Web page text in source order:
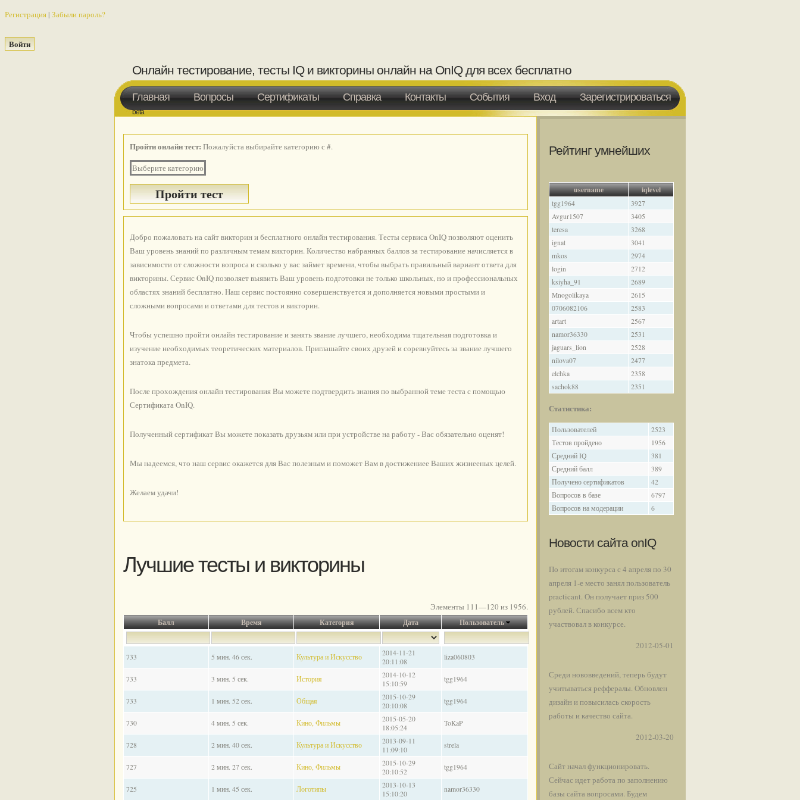
Регистрация | Забыли пароль?
Онлайн тестирование, тесты IQ и викторины онлайн на OnIQ для всех бесплатно
beta
Главная Вопросы Сертификаты Справка Контакты События Вход Зарегистрироваться
Пройти онлайн тест: Пожалуйста выбирайте категорию с #.
Выберите категорию
Добро пожаловать на сайт викторин и бесплатного онлайн тестирования. Тесты сервиса OnIQ позволяют оценить
Ваш уровень знаний по различным темам викторин. Количество набранных баллов за тестирование начисляется в
зависимости от сложности вопроса и сколько у вас займет времени, чтобы выбрать правильный вариант ответа для
викторины. Сервис OnIQ позволяет выявить Ваш уровень подготовки не только школьных, но и профессиональных
областях знаний бесплатно. Наш сервис постоянно совершенствуется и дополняется новыми простыми и
сложными вопросами и ответами для тестов и викторин.
Чтобы успешно пройти онлайн тестирование и занять звание лучшего, необходима тщательная подготовка и
изучение необходимых теоретических материалов. Приглашайте своих друзей и соревнуйтесь за звание лучшего
знатока предмета.
После прохождения онлайн тестирования Вы можете подтвердить знания по выбранной теме теста с помощью
Сертификата OnIQ.
Полученный сертификат Вы можете показать друзьям или при устройстве на работу - Вас обязательно оценят!
Мы надеемся, что наш сервис окажется для Вас полезным и поможет Вам в достижениее Ваших жизнееных целей.
Желаем удачи!
Лучшие тесты и викторины
Элементы 111—120 из 1956.
Балл Время Категория Дата Пользователь
733 5 мин. 46 сек. Культура и Искусство
2014-11-21
20:11:08
liza060803
733 3 мин. 5 сек. История
2014-10-12
15:10:59
tgg1964
733 1 мин. 52 сек. Общая
2015-10-29
20:10:08
tgg1964
730 4 мин. 5 сек. Кино, Фильмы
2015-05-20
18:05:24
ToKaP
728 2 мин. 40 сек. Культура и Искусство
2013-09-11
11:09:10
strela
727 2 мин. 27 сек. Кино, Фильмы
2015-10-29
20:10:52
tgg1964
725 1 мин. 45 сек. Логотипы
2013-10-13
15:10:20
namor36330
Рейтинг умнейших
username iqlevel
tgg1964
3927
Avgur1507
3405
teresa
3268
ignat
3041
mkos
2974
login
2712
ksiyha_91
2689
Mnogolikaya
2615
0706082106
2583
artart
2567
namor36330
2531
jaguars_lion
2528
nilova07
2477
elchka
2358
sachok88
2351
Статистика:
Пользователей
2523
Тестов пройдено
1956
Средний IQ
381
Средний балл
389
Получено сертификатов
42
Вопросов в базе
6797
Вопросов на модерации
6
Новости сайта onIQ
По итогам конкурса с 4 апреля по 30
апреля 1-е место занял пользователь
practicant. Он получает приз 500
рублей. Спасибо всем кто
участвовал в конкурсе.
2012-05-01
Среди нововведений, теперь будут
учитываться реффералы. Обновлен
дизайн и повысилась скорость
работы и качество сайта.
2012-03-20
Сайт начал функционировать.
Сейчас идет работа по заполнению
базы сайта вопросами. Будем